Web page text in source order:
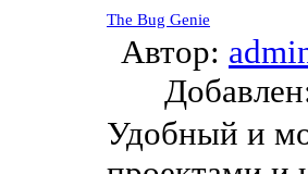
The Bug Genie
Автор:
Удобный и